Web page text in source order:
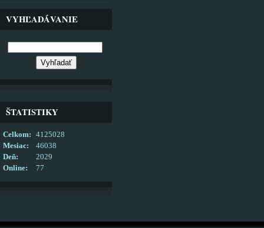
VYHĽADÁVANIE
ŠTATISTIKY
Online: 77
Celkom:
4125028
Mesiac:
46038
Deň:
2029